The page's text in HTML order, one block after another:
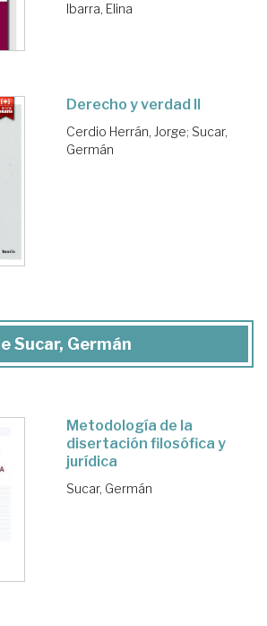
Ibarra, Elina
Derecho y verdad II
Cerdio Herrán, Jorge; Sucar,
Germán
Sucar, Germán
Metodología de la
disertación filosófica y
jurídica
Sucar, Germán